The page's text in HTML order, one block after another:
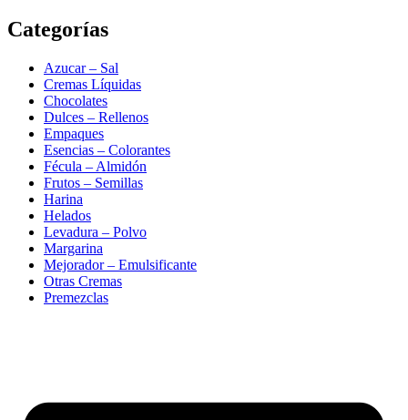
Categorías
Azucar – Sal
Cremas Líquidas
Chocolates
Dulces – Rellenos
Empaques
Esencias – Colorantes
Fécula – Almidón
Frutos – Semillas
Harina
Helados
Levadura – Polvo
Margarina
Mejorador – Emulsificante
Otras Cremas
Premezclas